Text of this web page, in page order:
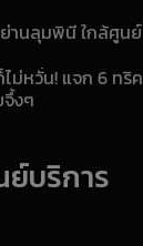
ย่านลุมพินี ใกล้ศูน
ม่หวั่น! แจก 6 ทริ
จึ้งๆ
บริการ